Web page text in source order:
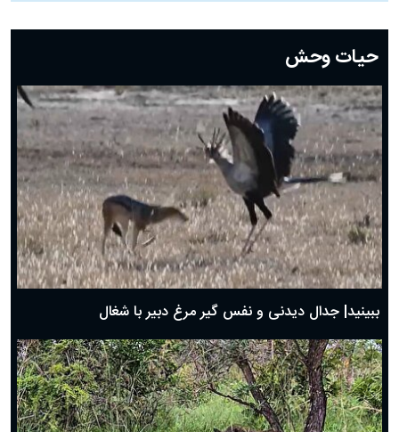
دعای روز بیستم ماه رمضان؛ ۱۹ اسفند ۱۴۰۴
دعای روز هشتم ماه مبارک رمضان؛ ۷ اسفند ماه ۱۴۰۴
دعای روز هفتم ماه رمضان؛ ۶ اسفند ۱۴۰۴
دعای روز ششم ماه رمضان؛ ۵ اسفند ۱۴۰۴
دعای روز پنجم ماه رمضان؛ ۴ اسفند ۱۴۰۴
دعای روز چهارم ماه مبارک رمضان؛ ۳ اسفند ۱۴۰۴
دعای روز سوم ماه مبارک رمضان؛ ۱۴ اسفند ۱۴۰۴
دعای روز دوم ماه مبارک رمضان ۱ اسفند ماه ۱۴۰۴
دعای روز اول ماه مبارک رمضان، ۳۰ بهمن ۱۴۰۴
حضرت زینب(س) چگونه از دنیا رفت؟
بهترین پیامک تبریک روز پدر ۱۴۰۴؛ جملات زیبا و صمیمانه
حیات وحش
ببینید| جدال دیدنی و نفس گیر مرغ دبیر با شغال